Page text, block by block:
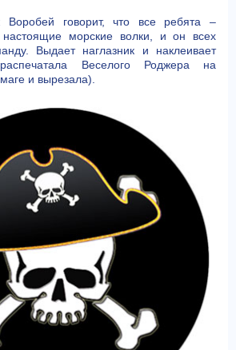
Воробей говорит, что все ребята –
морские волки, и он всех
Выдает наглазник и наклеивает
Веселого Роджера на
и вырезала).